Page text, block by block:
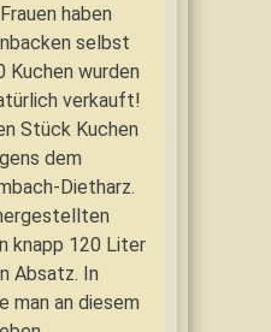
haben
selbst
wurden
verkauft!
Stück Kuchen
dem
Dietharz.
knapp 120 Liter
Absatz. In
man an diesem